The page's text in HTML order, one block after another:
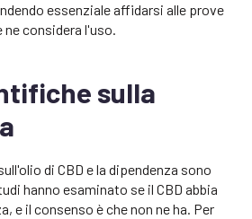
essenziale affidarsi alle prove
considera l'uso.
sulla
di CBD e la dipendenza sono
hanno esaminato se il CBD abbia
e il consenso è che non ne ha. Per